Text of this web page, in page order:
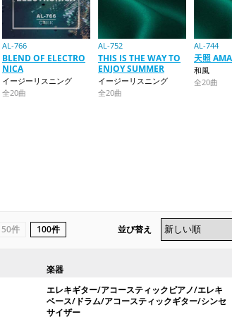
AL-766
BLEND OF ELECTRO
NICA
イージーリスニング
全20曲
AL-752
THIS IS THE WAY TO
ENJOY SUMMER
イージーリスニング
全20曲
AL-744
天照
和風
全20曲
50件 100件 並び替え
楽器
エレキギター/アコースティックピアノ/エレキ
ベース/ドラム/アコースティックギター/シンセ
サイザー